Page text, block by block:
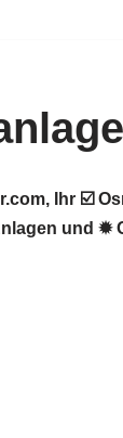
Ihr ☑️
und